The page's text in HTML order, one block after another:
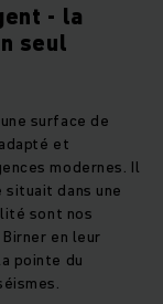
- la
seul
surface de
et
modernes. Il
dans une
sont nos
en leur
pointe du